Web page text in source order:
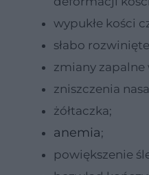
wypukłe kości
słabo
zmiany zapalne
zniszczenia
żółtaczka;
anemia;
powiększenie